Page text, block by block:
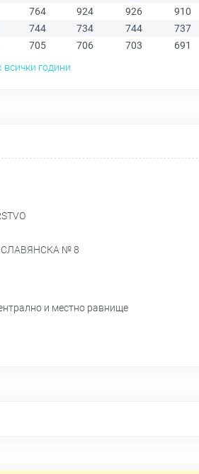
764 924 926 910
744 734 744 737
705 706 703 691
всички години
СЛАВЯНСКА № 8
и местно равнище